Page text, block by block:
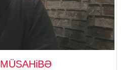
MÜSAHiBƏ